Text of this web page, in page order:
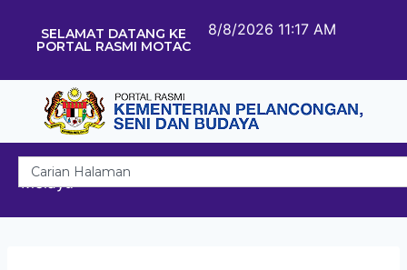
SELAMAT DATANG KE
PORTAL RASMI MOTAC
8/8/2026 11:17 AM
Melayu